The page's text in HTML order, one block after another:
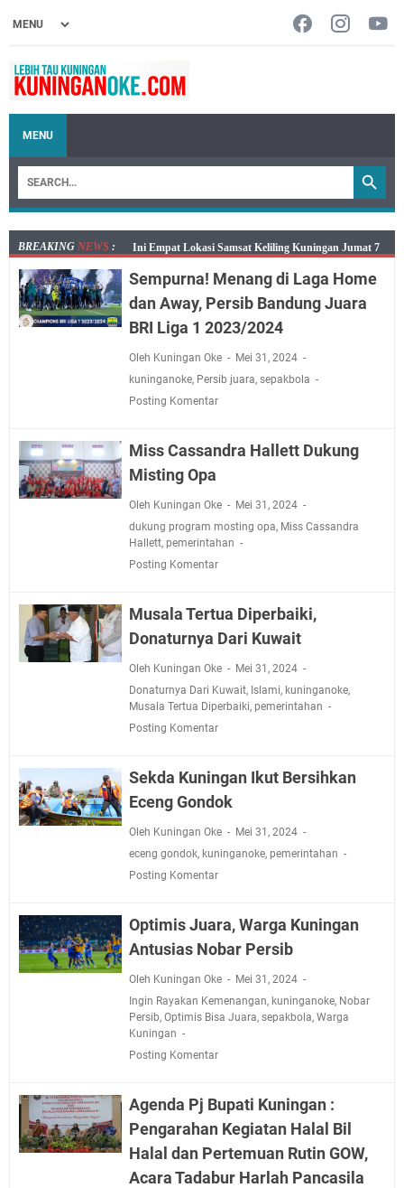
MENU
BREAKING NEWS :
Jumat 7 Agustus 2026 Mobil SIM Keliling Ada di
Kecamatan Sindangagung
Dicabut Dari Hidupmu, Kamu Akan Tetap Berjalan
Kelaparan Meskipun Memiliki Sekarung Penuh Uang
Salat Lima Waktu itu Bukan Cuma Kewajiban, Tapi
juga Tempat Beristirahat yang Paling Menenangkan, Ini
Jadwal Salat Wilayah Kuningan Jumat 7 Agustus 2026
Sangat Seru
Warga Mulai Kesulitan Air Bersih Akibat Kekeringan,
Uniku Jadi Tuan Rumah Pendampingan Penyusunan
Dokumen SPMI
Info Sembako di Pasar Kepuh Kuningan Kamis 6
Agustus 2026, Daging Naik, Telur Turun
2026 Ada Tiga, Tapi yang Bakal Dihadiri Hanya Satu
Ini Empat Lokasi Samsat Keliling Kuningan Jumat 7
Agustus 2026
Sempurna! Menang di Laga Home
dan Away, Persib Bandung Juara
BRI Liga 1 2023/2024
Oleh Kuningan Oke
Mei 31, 2024
kuninganoke, Persib juara, sepakbola
Posting Komentar
Miss Cassandra Hallett Dukung
Misting Opa
Oleh Kuningan Oke
Mei 31, 2024
dukung program mosting opa, Miss Cassandra
Hallett, pemerintahan
Posting Komentar
Musala Tertua Diperbaiki,
Donaturnya Dari Kuwait
Oleh Kuningan Oke
Mei 31, 2024
Donaturnya Dari Kuwait, Islami, kuninganoke,
Musala Tertua Diperbaiki, pemerintahan
Posting Komentar
Sekda Kuningan Ikut Bersihkan
Eceng Gondok
Oleh Kuningan Oke
Mei 31, 2024
eceng gondok, kuninganoke, pemerintahan
Posting Komentar
Optimis Juara, Warga Kuningan
Antusias Nobar Persib
Oleh Kuningan Oke
Mei 31, 2024
Ingin Rayakan Kemenangan, kuninganoke, Nobar
Persib, Optimis Bisa Juara, sepakbola, Warga
Kuningan
Posting Komentar
Agenda Pj Bupati Kuningan :
Pengarahan Kegiatan Halal Bil
Halal dan Pertemuan Rutin GOW,
Acara Tadabur Harlah Pancasila